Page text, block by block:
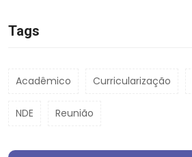
Tags
Acadêmico Curricularização
NDE Reunião